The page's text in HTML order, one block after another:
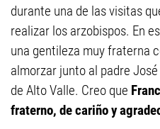
durante una de las visitas
realizar los arzobispos. En
una gentileza muy fraterna
almorzar junto al padre
de Alto Valle. Creo que
fraterno, de cariño y